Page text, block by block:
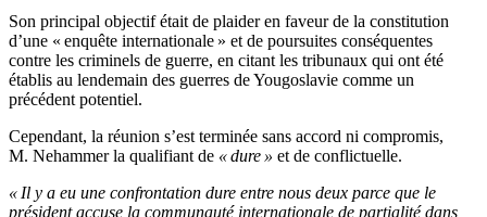
Son principal objectif était de plaider en faveur de la constitution
d’une « enquête internationale » et de poursuites conséquentes
contre les criminels de guerre, en citant les tribunaux qui ont été
établis au lendemain des guerres de Yougoslavie comme un
précédent potentiel.
Cependant, la réunion s’est terminée sans accord ni compromis,
M. Nehammer la qualifiant de « dure » et de conflictuelle.
« Il y a eu une confrontation dure entre nous deux parce que le
président accuse la communauté internationale de partialité dans